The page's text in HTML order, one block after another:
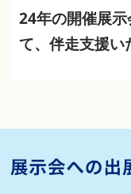
24年の開催展
て、伴走支援い